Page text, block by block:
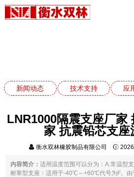
新闻动态 技术支持 应
LNR1000隔震支座厂家
家 抗震铅芯支座
衡水双林橡胶制品有限公司
内容简介：适用温度范围可以分为：A.常温型
耐寒型支座：适用于-40℃～+60℃代号为F。由